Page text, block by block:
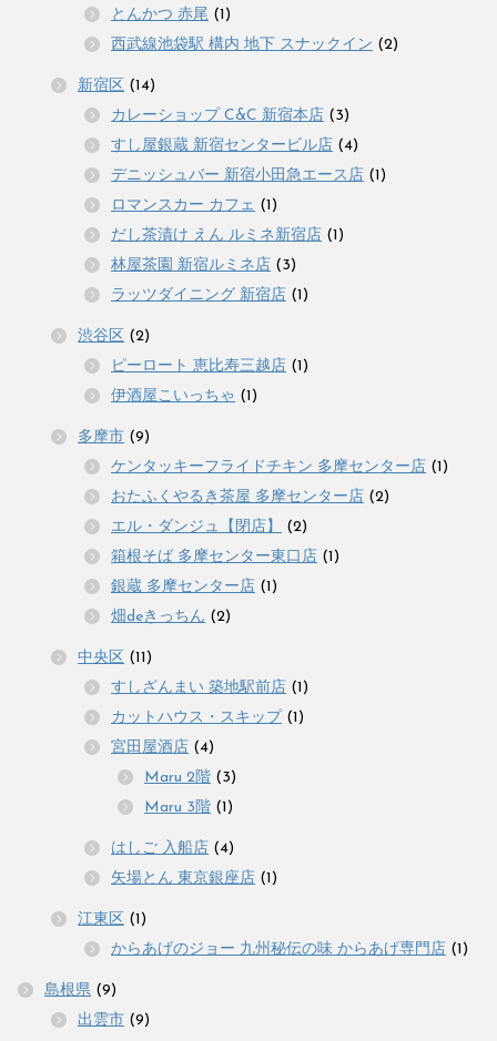
とんかつ 赤尾 (1)
西武線池袋駅 構内 地下 スナックイン (2)
新宿区 (14)
カレーショップ C&C 新宿本店 (3)
すし屋銀蔵 新宿センタービル店 (4)
デニッシュバー 新宿小田急エース店 (1)
ロマンスカー カフェ (1)
だし茶漬け えん ルミネ新宿店 (1)
林屋茶園 新宿ルミネ店 (3)
ラッツダイニング 新宿店 (1)
渋谷区 (2)
ピーロート 恵比寿三越店 (1)
伊酒屋こいっちゃ (1)
多摩市 (9)
ケンタッキーフライドチキン 多摩センター店 (1)
おたふくやるき茶屋 多摩センター店 (2)
エル・ダンジュ【閉店】
(2)
箱根そば 多摩センター東口店 (1)
銀蔵 多摩センター店 (1)
畑deきっちん (2)
中央区 (11)
すしざんまい 築地駅前店 (1)
カットハウス・スキップ (1)
宮田屋酒店 (4)
Maru 2階 (3)
Maru 3階 (1)
はしご 入船店 (4)
矢場とん 東京銀座店 (1)
江東区 (1)
からあげのジョー 九州秘伝の味 からあげ専門店 (1)
島根県 (9)
出雲市 (9)